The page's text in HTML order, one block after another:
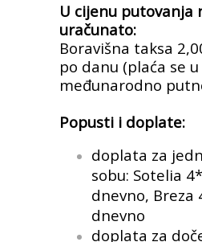
U cijenu putovanja
uračunato:
Boravišna taksa
po danu (plaća se
međunarodno
Popusti i doplate:
doplata za
sobu: Sotelia
dnevno, Breza
dnevno
doplata za